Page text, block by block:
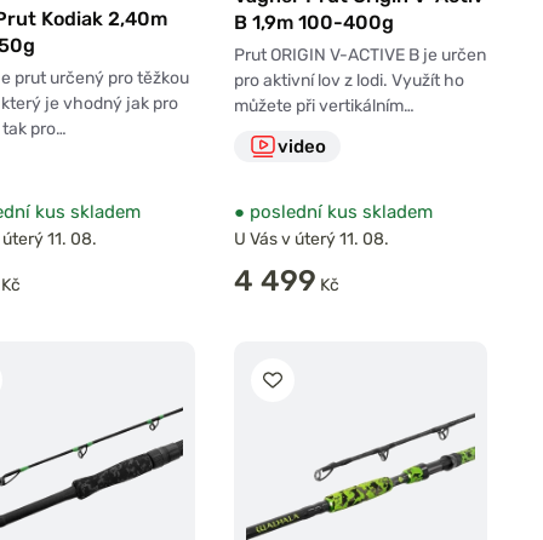
Kodiak 2,40m
prut určený pro těžkou
je vhodný jak pro
pro…
kus skladem
11. 08.
Kč
B 1,9m 100-400g
Prut ORIGIN V-ACTIVE B je určen
pro aktivní lov z lodi. Využít ho
můžete při vertikálním…
video
● poslední kus skladem
U Vás v úterý 11. 08.
4 499 Kč